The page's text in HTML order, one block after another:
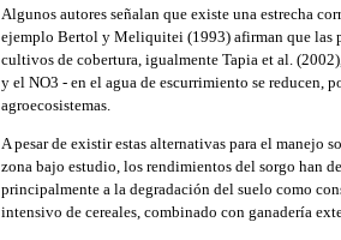
Algunos autores señalan que existe una estrecha
ejemplo Bertol y Meliquitei (1993) afirman que las
cultivos de cobertura, igualmente Tapia et al.
y el NO3 - en el agua de escurrimiento se reducen,
agroecosistemas.
A pesar de existir estas alternativas para el manejo
zona bajo estudio, los rendimientos del sorgo han
principalmente a la degradación del suelo como
intensivo de cereales, combinado con ganadería